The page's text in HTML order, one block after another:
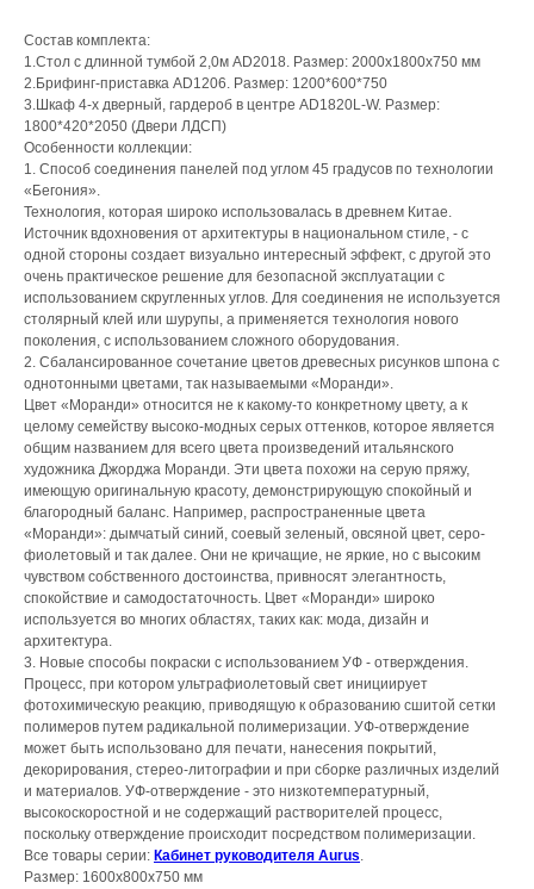
Состав комплекта:
1.Стол с длинной тумбой 2,0м AD2018. Размер: 2000x1800x750 мм
2.Брифинг-приставка AD1206. Размер: 1200*600*750
3.Шкаф 4-х дверный, гардероб в центре AD1820L-W. Размер:
1800*420*2050 (Двери ЛДСП)
Особенности коллекции:
1. Способ соединения панелей под углом 45 градусов по технологии
«Бегония».
Технология, которая широко использовалась в древнем Китае.
Источник вдохновения от архитектуры в национальном стиле, - с
одной стороны создает визуально интересный эффект, с другой это
очень практическое решение для безопасной эксплуатации с
использованием скругленных углов. Для соединения не используется
столярный клей или шурупы, а применяется технология нового
поколения, с использованием сложного оборудования.
2. Сбалансированное сочетание цветов древесных рисунков шпона с
однотонными цветами, так называемыми «Моранди».
Цвет «Моранди» относится не к какому-то конкретному цвету, а к
целому семейству высоко-модных серых оттенков, которое является
общим названием для всего цвета произведений итальянского
художника Джорджа Моранди. Эти цвета похожи на серую пряжу,
имеющую оригинальную красоту, демонстрирующую спокойный и
благородный баланс. Например, распространенные цвета
«Моранди»: дымчатый синий, соевый зеленый, овсяной цвет, серо-
фиолетовый и так далее. Они не кричащие, не яркие, но с высоким
чувством собственного достоинства, привносят элегантность,
спокойствие и самодостаточность. Цвет «Моранди» широко
используется во многих областях, таких как: мода, дизайн и
архитектура.
3. Новые способы покраски с использованием УФ - отверждения.
Процесс, при котором ультрафиолетовый свет инициирует
фотохимическую реакцию, приводящую к образованию сшитой сетки
полимеров путем радикальной полимеризации. УФ-отверждение
может быть использовано для печати, нанесения покрытий,
декорирования, стерео-литографии и при сборке различных изделий
и материалов. УФ-отверждение - это низкотемпературный,
высокоскоростной и не содержащий растворителей процесс,
поскольку отверждение происходит посредством полимеризации.
Все товары серии: Кабинет руководителя Aurus.
Размер: 1600x800x750 мм